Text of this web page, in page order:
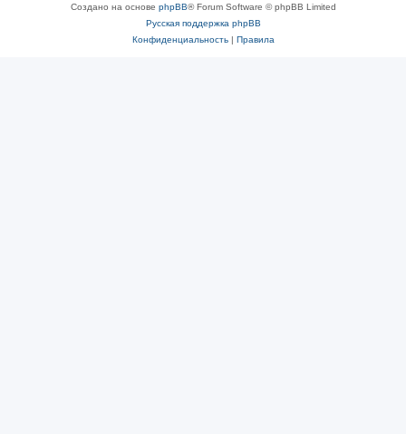
Создано на основе phpBB® Forum Software © phpBB Limited
Русская поддержка phpBB
Конфиденциальность| Правила